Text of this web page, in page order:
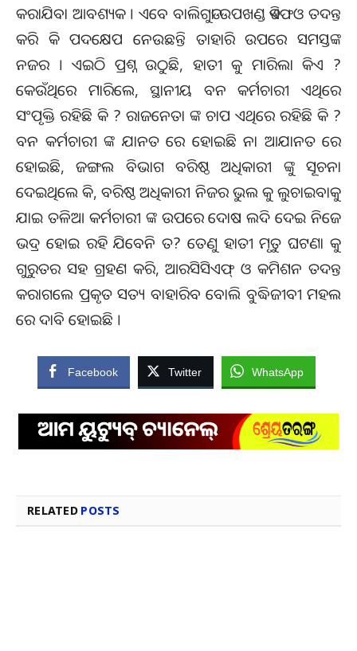
କରାଯିବା ଆବଶ୍ୟକ । ଏବେ ବାଲିଗୁଡା ଉପଖଣ୍ଡ ଡିଏଫଓ ତଦନ୍ତ
କରି କି ପଦକ୍ଷେପ ନେଉଛନ୍ତି ତାହାରି ଉପରେ ସମସ୍ତଙ୍କ
ନଜର । ଏଇଠି ପ୍ରଶ୍ନ ଉଠୁଛି, ହାତୀ କୁ ମାରିଲା କିଏ ?
କେଉଁଥିରେ ମାରିଲେ, ସ୍ଥାନୀୟ ବନ କର୍ମଚାରୀ ଏଥିରେ
ସଂପୃକ୍ତି ରହିଛି କି ? ରାଜନେତା ଙ୍କ ଚାପ ଏଥିରେ ରହିଛି କି ?
ବନ କର୍ମଚାରୀ ଙ୍କ ଯାନତ ରେ ହୋଇଛି ନା ଆଯାନତ ରେ
ହୋଇଛି, ଜଙ୍ଗଲ ବିଭାଗ ବରିଷ୍ଠ ଅଧିକାରୀ ଙ୍କୁ ସୂଚନା
ଦେଇଥିଲେ କି, ବରିଷ୍ଠ ଅଧିକାରୀ ନିଜର ଭୁଲ କୁ ଲୁଚାଇବାକୁ
ଯାଇ ତଳିଆ କର୍ମଚାରୀ ଙ୍କ ଉପରେ ଦୋଷ ଲଦି ଦେଇ ନିଜେ
ଭଦ୍ର ହୋଇ ରହି ଯିବେନି ତ? ତେଣୁ ହାତୀ ମୃତୁ ଘଟଣା କୁ
ଗୁରୁତର ସହ ଗ୍ରହଣ କରି, ଆରସିସିଏଫ୍ ଓ କମିଶନ ତଦନ୍ତ
କରାଗଲେ ପ୍ରକୃତ ସତ୍ୟ ବାହାରିବ ବୋଲି ବୁଦ୍ଧିଜୀବୀ ମହଲ
ରେ ଦାବି ହୋଇଛି ।
Facebook Twitter WhatsApp
RELATED POSTS